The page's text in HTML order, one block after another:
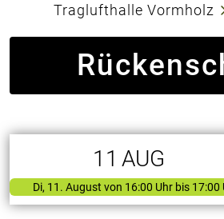
Traglufthalle Vormholz
11 AUG
Di, 11. August von 16:00 Uhr bis 17:00